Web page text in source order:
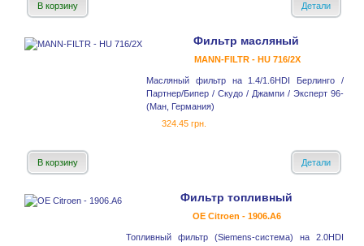
В корзину Детали
Фильтр масляный
MANN-FILTR - HU 716/2X
Масляный фильтр на 1.4/1.6HDI Берлинго /
Партнер/Бипер / Скудо / Джампи / Эксперт 96-
(Ман, Германия)
324.45 грн.
В корзину Детали
Фильтр топливный
OE Citroen - 1906.A6
Топливный фильтр (Siemens-система) на 2.0HDI